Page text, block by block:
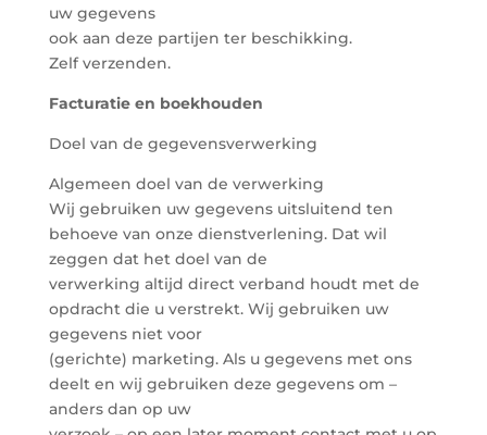
uw gegevens
ook aan deze partijen ter beschikking.
Zelf verzenden.
Facturatie en boekhouden
Doel van de gegevensverwerking
Algemeen doel van de verwerking
Wij gebruiken uw gegevens uitsluitend ten
behoeve van onze dienstverlening. Dat wil
zeggen dat het doel van de
verwerking altijd direct verband houdt met de
opdracht die u verstrekt. Wij gebruiken uw
gegevens niet voor
(gerichte) marketing. Als u gegevens met ons
deelt en wij gebruiken deze gegevens om –
anders dan op uw